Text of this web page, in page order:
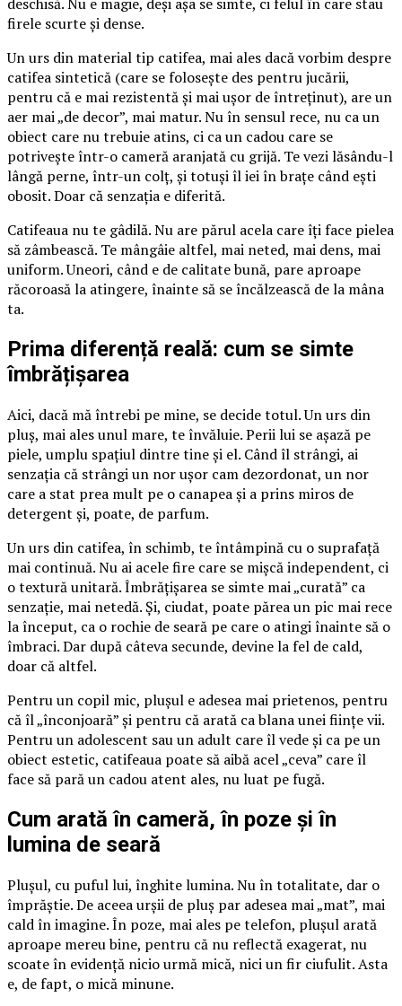
firele scurte și dense.
Un urs din material tip catifea, mai ales dacă vorbim despre
catifea sintetică (care se folosește des pentru jucării,
pentru că e mai rezistentă și mai ușor de întreținut), are un
aer mai „de decor”, mai matur. Nu în sensul rece, nu ca un
obiect care nu trebuie atins, ci ca un cadou care se
potrivește într-o cameră aranjată cu grijă. Te vezi lăsându-l
lângă perne, într-un colț, și totuși îl iei în brațe când ești
obosit. Doar că senzația e diferită.
Catifeaua nu te gâdilă. Nu are părul acela care îți face pielea
să zâmbească. Te mângâie altfel, mai neted, mai dens, mai
uniform. Uneori, când e de calitate bună, pare aproape
răcoroasă la atingere, înainte să se încălzească de la mâna
ta.
Prima diferență reală: cum se simte
îmbrățișarea
Aici, dacă mă întrebi pe mine, se decide totul. Un urs din
pluș, mai ales unul mare, te învăluie. Perii lui se așază pe
piele, umplu spațiul dintre tine și el. Când îl strângi, ai
senzația că strângi un nor ușor cam dezordonat, un nor
care a stat prea mult pe o canapea și a prins miros de
detergent și, poate, de parfum.
Un urs din catifea, în schimb, te întâmpină cu o suprafață
mai continuă. Nu ai acele fire care se mișcă independent, ci
o textură unitară. Îmbrățișarea se simte mai „curată” ca
senzație, mai netedă. Și, ciudat, poate părea un pic mai rece
la început, ca o rochie de seară pe care o atingi înainte să o
îmbraci. Dar după câteva secunde, devine la fel de cald,
doar că altfel.
Pentru un copil mic, plușul e adesea mai prietenos, pentru
că îl „înconjoară” și pentru că arată ca blana unei ființe vii.
Pentru un adolescent sau un adult care îl vede și ca pe un
obiect estetic, catifeaua poate să aibă acel „ceva” care îl
face să pară un cadou atent ales, nu luat pe fugă.
Cum arată în cameră, în poze și în
lumina de seară
Plușul, cu puful lui, înghite lumina. Nu în totalitate, dar o
împrăștie. De aceea urșii de pluș par adesea mai „mat”, mai
cald în imagine. În poze, mai ales pe telefon, plușul arată
aproape mereu bine, pentru că nu reflectă exagerat, nu
scoate în evidență nicio urmă mică, nici un fir ciufulit. Asta
e, de fapt, o mică minune.